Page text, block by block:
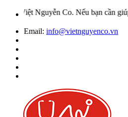
Nguyễn Co. Nếu bạn cần giúp đỡ
Email: info@vietnguyenco.vn